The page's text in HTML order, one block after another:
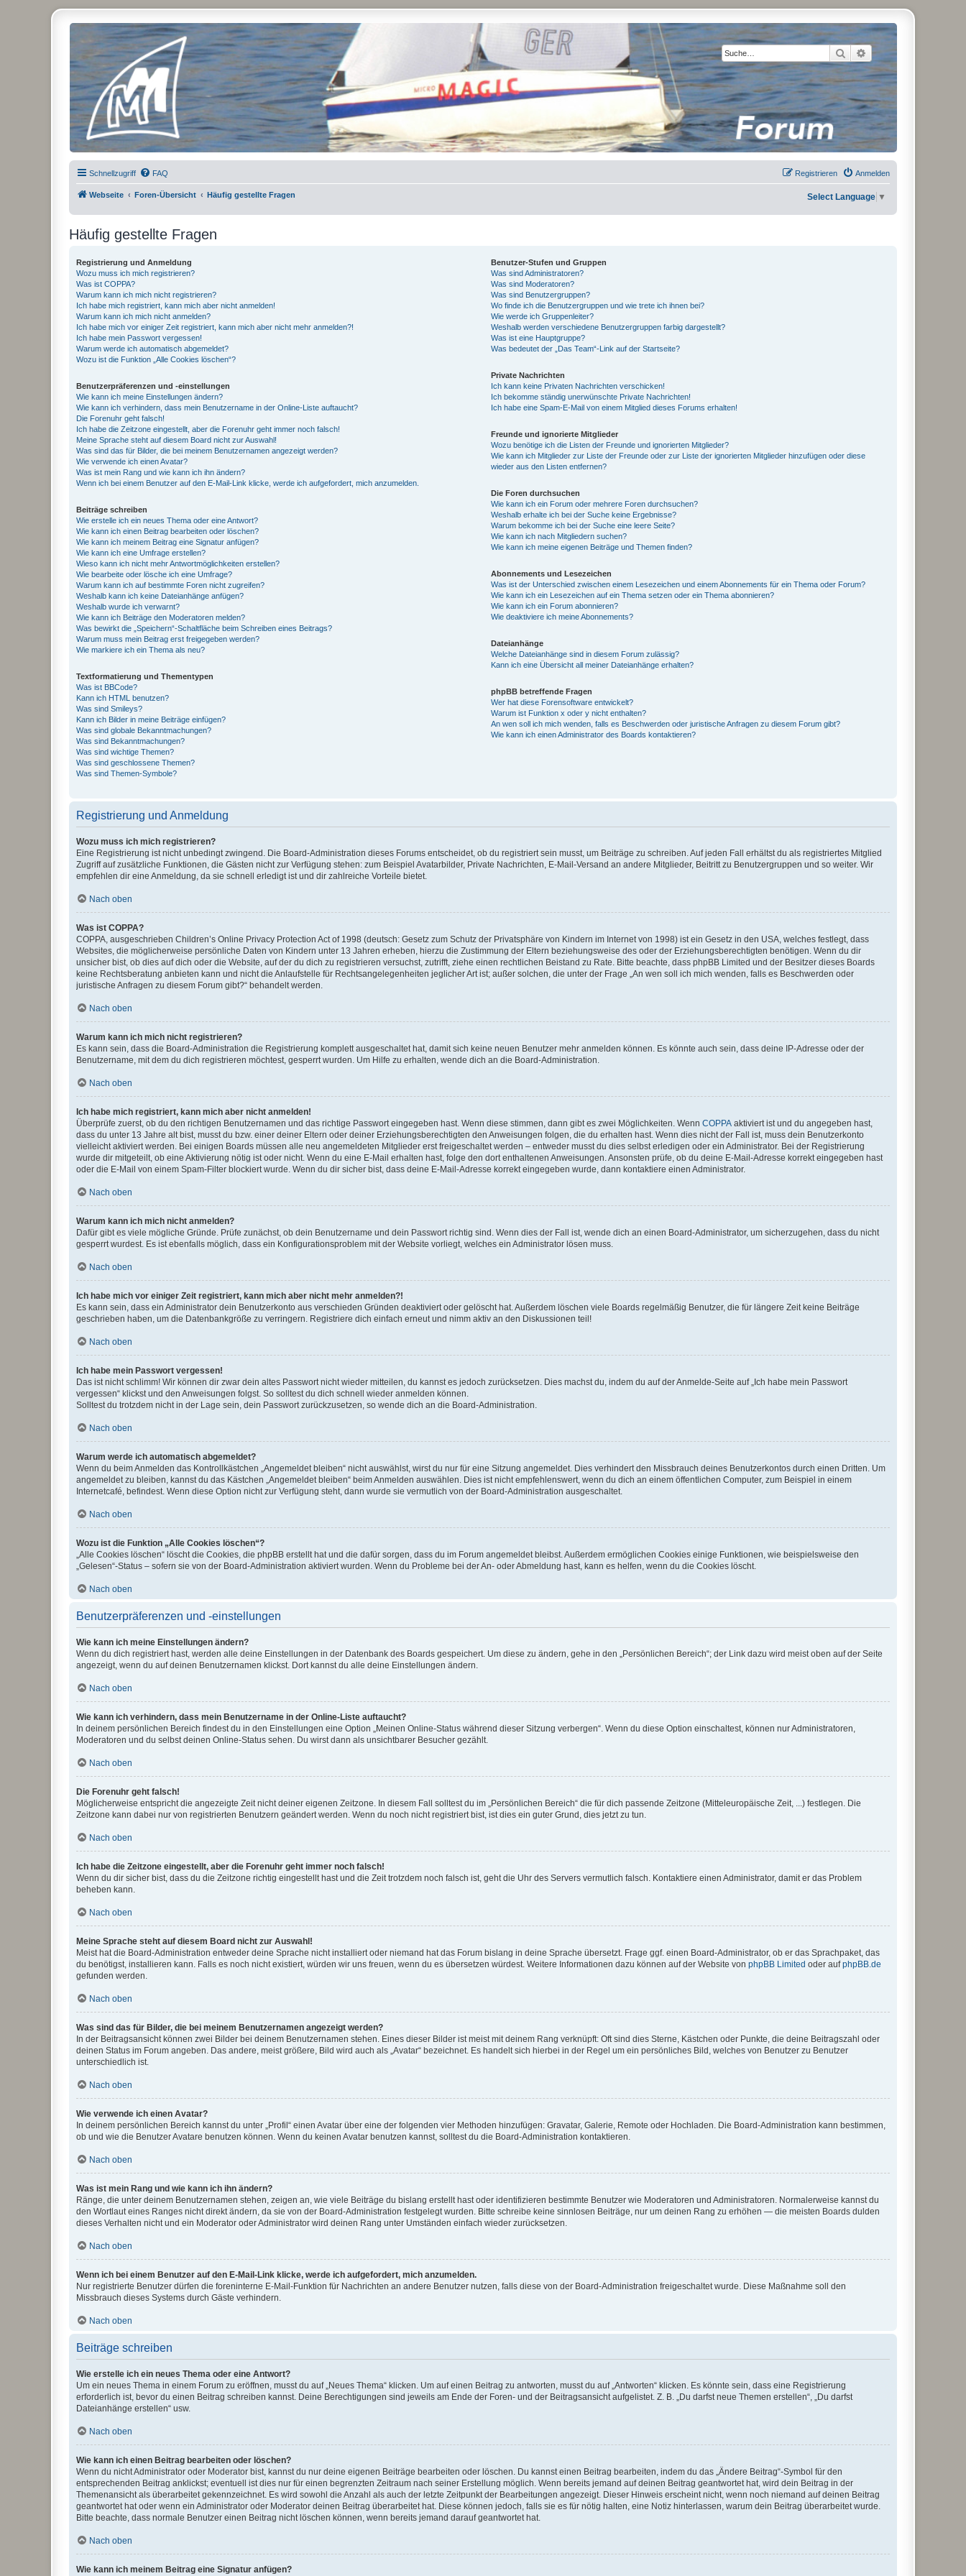
Suche Erweiterte Suche
Micro Magic Forum Deutschland
Schnellzugriff FAQ Anmelden
Registrieren
Webseite Foren-Übersicht Häufig gestellte Fragen Select Language ▼
Häufig gestellte Fragen
Registrierung und Anmeldung
Wozu muss ich mich registrieren?
Was ist COPPA?
Warum kann ich mich nicht registrieren?
Ich habe mich registriert, kann mich aber nicht anmelden!
Warum kann ich mich nicht anmelden?
Ich habe mich vor einiger Zeit registriert, kann mich aber nicht mehr anmelden?!
Ich habe mein Passwort vergessen!
Warum werde ich automatisch abgemeldet?
Wozu ist die Funktion „Alle Cookies löschen“?
Benutzerpräferenzen und -einstellungen
Wie kann ich meine Einstellungen ändern?
Wie kann ich verhindern, dass mein Benutzername in der Online-Liste auftaucht?
Die Forenuhr geht falsch!
Ich habe die Zeitzone eingestellt, aber die Forenuhr geht immer noch falsch!
Meine Sprache steht auf diesem Board nicht zur Auswahl!
Was sind das für Bilder, die bei meinem Benutzernamen angezeigt werden?
Wie verwende ich einen Avatar?
Was ist mein Rang und wie kann ich ihn ändern?
Wenn ich bei einem Benutzer auf den E-Mail-Link klicke, werde ich aufgefordert, mich anzumelden.
Beiträge schreiben
Wie erstelle ich ein neues Thema oder eine Antwort?
Wie kann ich einen Beitrag bearbeiten oder löschen?
Wie kann ich meinem Beitrag eine Signatur anfügen?
Wie kann ich eine Umfrage erstellen?
Wieso kann ich nicht mehr Antwortmöglichkeiten erstellen?
Wie bearbeite oder lösche ich eine Umfrage?
Warum kann ich auf bestimmte Foren nicht zugreifen?
Weshalb kann ich keine Dateianhänge anfügen?
Weshalb wurde ich verwarnt?
Wie kann ich Beiträge den Moderatoren melden?
Was bewirkt die „Speichern“-Schaltfläche beim Schreiben eines Beitrags?
Warum muss mein Beitrag erst freigegeben werden?
Wie markiere ich ein Thema als neu?
Textformatierung und Thementypen
Was ist BBCode?
Kann ich HTML benutzen?
Was sind Smileys?
Kann ich Bilder in meine Beiträge einfügen?
Was sind globale Bekanntmachungen?
Was sind Bekanntmachungen?
Was sind wichtige Themen?
Was sind geschlossene Themen?
Was sind Themen-Symbole?
Benutzer-Stufen und Gruppen
Was sind Administratoren?
Was sind Moderatoren?
Was sind Benutzergruppen?
Wo finde ich die Benutzergruppen und wie trete ich ihnen bei?
Wie werde ich Gruppenleiter?
Weshalb werden verschiedene Benutzergruppen farbig dargestellt?
Was ist eine Hauptgruppe?
Was bedeutet der „Das Team“-Link auf der Startseite?
Private Nachrichten
Ich kann keine Privaten Nachrichten verschicken!
Ich bekomme ständig unerwünschte Private Nachrichten!
Ich habe eine Spam-E-Mail von einem Mitglied dieses Forums erhalten!
Freunde und ignorierte Mitglieder
Wozu benötige ich die Listen der Freunde und ignorierten Mitglieder?
Wie kann ich Mitglieder zur Liste der Freunde oder zur Liste der ignorierten Mitglieder hinzufügen oder diese
wieder aus den Listen entfernen?
Die Foren durchsuchen
Wie kann ich ein Forum oder mehrere Foren durchsuchen?
Weshalb erhalte ich bei der Suche keine Ergebnisse?
Warum bekomme ich bei der Suche eine leere Seite?
Wie kann ich nach Mitgliedern suchen?
Wie kann ich meine eigenen Beiträge und Themen finden?
Abonnements und Lesezeichen
Was ist der Unterschied zwischen einem Lesezeichen und einem Abonnements für ein Thema oder Forum?
Wie kann ich ein Lesezeichen auf ein Thema setzen oder ein Thema abonnieren?
Wie kann ich ein Forum abonnieren?
Wie deaktiviere ich meine Abonnements?
Dateianhänge
Welche Dateianhänge sind in diesem Forum zulässig?
Kann ich eine Übersicht all meiner Dateianhänge erhalten?
phpBB betreffende Fragen
Wer hat diese Forensoftware entwickelt?
Warum ist Funktion x oder y nicht enthalten?
An wen soll ich mich wenden, falls es Beschwerden oder juristische Anfragen zu diesem Forum gibt?
Wie kann ich einen Administrator des Boards kontaktieren?
Registrierung und Anmeldung
Wozu muss ich mich registrieren?
Eine Registrierung ist nicht unbedingt zwingend. Die Board-Administration dieses Forums entscheidet, ob du registriert sein musst, um Beiträge zu schreiben. Auf jeden Fall erhältst du als registriertes Mitglied
Zugriff auf zusätzliche Funktionen, die Gästen nicht zur Verfügung stehen: zum Beispiel Avatarbilder, Private Nachrichten, E-Mail-Versand an andere Mitglieder, Beitritt zu Benutzergruppen und so weiter. Wir
empfehlen dir eine Anmeldung, da sie schnell erledigt ist und dir zahlreiche Vorteile bietet.
Nach oben
Was ist COPPA?
COPPA, ausgeschrieben Children’s Online Privacy Protection Act of 1998 (deutsch: Gesetz zum Schutz der Privatsphäre von Kindern im Internet von 1998) ist ein Gesetz in den USA, welches festlegt, dass
Websites, die möglicherweise persönliche Daten von Kindern unter 13 Jahren erheben, hierzu die Zustimmung der Eltern beziehungsweise des oder der Erziehungsberechtigten benötigen. Wenn du dir
unsicher bist, ob dies auf dich oder die Website, auf der du dich zu registrieren versuchst, zutrifft, ziehe einen rechtlichen Beistand zu Rate. Bitte beachte, dass phpBB Limited und der Besitzer dieses Boards
keine Rechtsberatung anbieten kann und nicht die Anlaufstelle für Rechtsangelegenheiten jeglicher Art ist; außer solchen, die unter der Frage „An wen soll ich mich wenden, falls es Beschwerden oder
juristische Anfragen zu diesem Forum gibt?“ behandelt werden.
Nach oben
Warum kann ich mich nicht registrieren?
Es kann sein, dass die Board-Administration die Registrierung komplett ausgeschaltet hat, damit sich keine neuen Benutzer mehr anmelden können. Es könnte auch sein, dass deine IP-Adresse oder der
Benutzername, mit dem du dich registrieren möchtest, gesperrt wurden. Um Hilfe zu erhalten, wende dich an die Board-Administration.
Nach oben
Ich habe mich registriert, kann mich aber nicht anmelden!
Überprüfe zuerst, ob du den richtigen Benutzernamen und das richtige Passwort eingegeben hast. Wenn diese stimmen, dann gibt es zwei Möglichkeiten. Wenn COPPA aktiviert ist und du angegeben hast,
dass du unter 13 Jahre alt bist, musst du bzw. einer deiner Eltern oder deiner Erziehungsberechtigten den Anweisungen folgen, die du erhalten hast. Wenn dies nicht der Fall ist, muss dein Benutzerkonto
vielleicht aktiviert werden. Bei einigen Boards müssen alle neu angemeldeten Mitglieder erst freigeschaltet werden – entweder musst du dies selbst erledigen oder ein Administrator. Bei der Registrierung
wurde dir mitgeteilt, ob eine Aktivierung nötig ist oder nicht. Wenn du eine E-Mail erhalten hast, folge den dort enthaltenen Anweisungen. Ansonsten prüfe, ob du deine E-Mail-Adresse korrekt eingegeben hast
oder die E-Mail von einem Spam-Filter blockiert wurde. Wenn du dir sicher bist, dass deine E-Mail-Adresse korrekt eingegeben wurde, dann kontaktiere einen Administrator.
Nach oben
Warum kann ich mich nicht anmelden?
Dafür gibt es viele mögliche Gründe. Prüfe zunächst, ob dein Benutzername und dein Passwort richtig sind. Wenn dies der Fall ist, wende dich an einen Board-Administrator, um sicherzugehen, dass du nicht
gesperrt wurdest. Es ist ebenfalls möglich, dass ein Konfigurationsproblem mit der Website vorliegt, welches ein Administrator lösen muss.
Nach oben
Ich habe mich vor einiger Zeit registriert, kann mich aber nicht mehr anmelden?!
Es kann sein, dass ein Administrator dein Benutzerkonto aus verschieden Gründen deaktiviert oder gelöscht hat. Außerdem löschen viele Boards regelmäßig Benutzer, die für längere Zeit keine Beiträge
geschrieben haben, um die Datenbankgröße zu verringern. Registriere dich einfach erneut und nimm aktiv an den Diskussionen teil!
Nach oben
Ich habe mein Passwort vergessen!
Das ist nicht schlimm! Wir können dir zwar dein altes Passwort nicht wieder mitteilen, du kannst es jedoch zurücksetzen. Dies machst du, indem du auf der Anmelde-Seite auf „Ich habe mein Passwort
vergessen“ klickst und den Anweisungen folgst. So solltest du dich schnell wieder anmelden können.
Solltest du trotzdem nicht in der Lage sein, dein Passwort zurückzusetzen, so wende dich an die Board-Administration.
Nach oben
Warum werde ich automatisch abgemeldet?
Wenn du beim Anmelden das Kontrollkästchen „Angemeldet bleiben“ nicht auswählst, wirst du nur für eine Sitzung angemeldet. Dies verhindert den Missbrauch deines Benutzerkontos durch einen Dritten. Um
angemeldet zu bleiben, kannst du das Kästchen „Angemeldet bleiben“ beim Anmelden auswählen. Dies ist nicht empfehlenswert, wenn du dich an einem öffentlichen Computer, zum Beispiel in einem
Internetcafé, befindest. Wenn diese Option nicht zur Verfügung steht, dann wurde sie vermutlich von der Board-Administration ausgeschaltet.
Nach oben
Wozu ist die Funktion „Alle Cookies löschen“?
„Alle Cookies löschen“ löscht die Cookies, die phpBB erstellt hat und die dafür sorgen, dass du im Forum angemeldet bleibst. Außerdem ermöglichen Cookies einige Funktionen, wie beispielsweise den
„Gelesen“-Status – sofern sie von der Board-Administration aktiviert wurden. Wenn du Probleme bei der An- oder Abmeldung hast, kann es helfen, wenn du die Cookies löscht.
Nach oben
Benutzerpräferenzen und -einstellungen
Wie kann ich meine Einstellungen ändern?
Wenn du dich registriert hast, werden alle deine Einstellungen in der Datenbank des Boards gespeichert. Um diese zu ändern, gehe in den „Persönlichen Bereich“; der Link dazu wird meist oben auf der Seite
angezeigt, wenn du auf deinen Benutzernamen klickst. Dort kannst du alle deine Einstellungen ändern.
Nach oben
Wie kann ich verhindern, dass mein Benutzername in der Online-Liste auftaucht?
In deinem persönlichen Bereich findest du in den Einstellungen eine Option „Meinen Online-Status während dieser Sitzung verbergen“. Wenn du diese Option einschaltest, können nur Administratoren,
Moderatoren und du selbst deinen Online-Status sehen. Du wirst dann als unsichtbarer Besucher gezählt.
Nach oben
Die Forenuhr geht falsch!
Möglicherweise entspricht die angezeigte Zeit nicht deiner eigenen Zeitzone. In diesem Fall solltest du im „Persönlichen Bereich“ die für dich passende Zeitzone (Mitteleuropäische Zeit, ...) festlegen. Die
Zeitzone kann dabei nur von registrierten Benutzern geändert werden. Wenn du noch nicht registriert bist, ist dies ein guter Grund, dies jetzt zu tun.
Nach oben
Ich habe die Zeitzone eingestellt, aber die Forenuhr geht immer noch falsch!
Wenn du dir sicher bist, dass du die Zeitzone richtig eingestellt hast und die Zeit trotzdem noch falsch ist, geht die Uhr des Servers vermutlich falsch. Kontaktiere einen Administrator, damit er das Problem
beheben kann.
Nach oben
Meine Sprache steht auf diesem Board nicht zur Auswahl!
Meist hat die Board-Administration entweder deine Sprache nicht installiert oder niemand hat das Forum bislang in deine Sprache übersetzt. Frage ggf. einen Board-Administrator, ob er das Sprachpaket, das
du benötigst, installieren kann. Falls es noch nicht existiert, würden wir uns freuen, wenn du es übersetzen würdest. Weitere Informationen dazu können auf der Website von phpBB Limited oder aufphpBB.de
gefunden werden.
Nach oben
Was sind das für Bilder, die bei meinem Benutzernamen angezeigt werden?
In der Beitragsansicht können zwei Bilder bei deinem Benutzernamen stehen. Eines dieser Bilder ist meist mit deinem Rang verknüpft: Oft sind dies Sterne, Kästchen oder Punkte, die deine Beitragszahl oder
deinen Status im Forum angeben. Das andere, meist größere, Bild wird auch als „Avatar“ bezeichnet. Es handelt sich hierbei in der Regel um ein persönliches Bild, welches von Benutzer zu Benutzer
unterschiedlich ist.
Nach oben
Wie verwende ich einen Avatar?
In deinem persönlichen Bereich kannst du unter „Profil“ einen Avatar über eine der folgenden vier Methoden hinzufügen: Gravatar, Galerie, Remote oder Hochladen. Die Board-Administration kann bestimmen,
ob und wie die Benutzer Avatare benutzen können. Wenn du keinen Avatar benutzen kannst, solltest du die Board-Administration kontaktieren.
Nach oben
Was ist mein Rang und wie kann ich ihn ändern?
Ränge, die unter deinem Benutzernamen stehen, zeigen an, wie viele Beiträge du bislang erstellt hast oder identifizieren bestimmte Benutzer wie Moderatoren und Administratoren. Normalerweise kannst du
den Wortlaut eines Ranges nicht direkt ändern, da sie von der Board-Administration festgelegt wurden. Bitte schreibe keine sinnlosen Beiträge, nur um deinen Rang zu erhöhen — die meisten Boards dulden
dieses Verhalten nicht und ein Moderator oder Administrator wird deinen Rang unter Umständen einfach wieder zurücksetzen.
Nach oben
Wenn ich bei einem Benutzer auf den E-Mail-Link klicke, werde ich aufgefordert, mich anzumelden.
Nur registrierte Benutzer dürfen die foreninterne E-Mail-Funktion für Nachrichten an andere Benutzer nutzen, falls diese von der Board-Administration freigeschaltet wurde. Diese Maßnahme soll den
Missbrauch dieses Systems durch Gäste verhindern.
Nach oben
Beiträge schreiben
Wie erstelle ich ein neues Thema oder eine Antwort?
Um ein neues Thema in einem Forum zu eröffnen, musst du auf „Neues Thema“ klicken. Um auf einen Beitrag zu antworten, musst du auf „Antworten“ klicken. Es könnte sein, dass eine Registrierung
erforderlich ist, bevor du einen Beitrag schreiben kannst. Deine Berechtigungen sind jeweils am Ende der Foren- und der Beitragsansicht aufgelistet. Z. B. „Du darfst neue Themen erstellen“, „Du darfst
Dateianhänge erstellen“ usw.
Nach oben
Wie kann ich einen Beitrag bearbeiten oder löschen?
Wenn du nicht Administrator oder Moderator bist, kannst du nur deine eigenen Beiträge bearbeiten oder löschen. Du kannst einen Beitrag bearbeiten, indem du das „Ändere Beitrag“-Symbol für den
entsprechenden Beitrag anklickst; eventuell ist dies nur für einen begrenzten Zeitraum nach seiner Erstellung möglich. Wenn bereits jemand auf deinen Beitrag geantwortet hat, wird dein Beitrag in der
Themenansicht als überarbeitet gekennzeichnet. Es wird sowohl die Anzahl als auch der letzte Zeitpunkt der Bearbeitungen angezeigt. Dieser Hinweis erscheint nicht, wenn noch niemand auf deinen Beitrag
geantwortet hat oder wenn ein Administrator oder Moderator deinen Beitrag überarbeitet hat. Diese können jedoch, falls sie es für nötig halten, eine Notiz hinterlassen, warum dein Beitrag überarbeitet wurde.
Bitte beachte, dass normale Benutzer einen Beitrag nicht löschen können, wenn bereits jemand darauf geantwortet hat.
Nach oben
Wie kann ich meinem Beitrag eine Signatur anfügen?